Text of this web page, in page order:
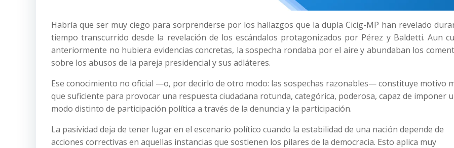
Habría que ser muy ciego para sorprenderse por los hallazgos que la dupla Cicig-MP han revelado
tiempo transcurrido desde la revelación de los escándalos protagonizados por Pérez y Baldetti. Aun
anteriormente no hubiera evidencias concretas, la sospecha rondaba por el aire y abundaban los
sobre los abusos de la pareja presidencial y sus adláteres.
Ese conocimiento no oficial —o, por decirlo de otro modo: las sospechas razonables— constituye motivo
que suficiente para provocar una respuesta ciudadana rotunda, categórica, poderosa, capaz de imponer
modo distinto de participación política a través de la denuncia y la participación.
La pasividad deja de tener lugar en el escenario político cuando la estabilidad de una nación depende de
acciones correctivas en aquellas instancias que sostienen los pilares de la democracia. Esto aplica muy